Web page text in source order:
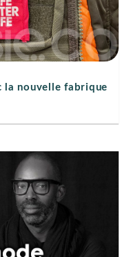
la nouvelle fabrique